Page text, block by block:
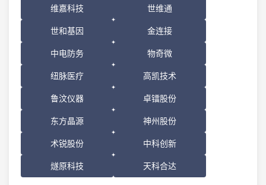
维嘉科技 世维通
世和基因 金连接
中电防务 物奇微
纽脉医疗 高凯技术
鲁汶仪器 卓镭股份
东方晶源 神州股份
术锐股份 中科创新
燧原科技 天科合达